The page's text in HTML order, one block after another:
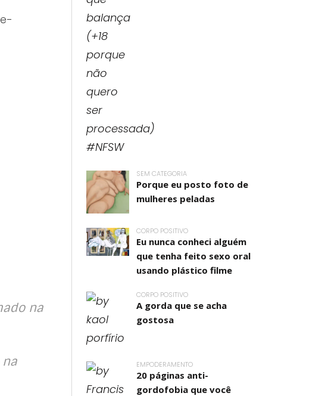
na
SEM CATEGORIA
Porque eu posto foto de
mulheres peladas
CORPO POSITIVO
Eu nunca conheci alguém
que tenha feito sexo oral
usando plástico filme
CORPO POSITIVO
A gorda que se acha
gostosa
EMPODERAMENTO
20 páginas anti-
gordofobia que você